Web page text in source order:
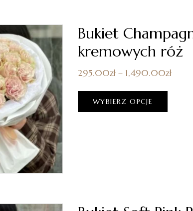
Bukiet
kremowych róż
295.00zł– 1,490.00zł
WYBIERZ OPCJE